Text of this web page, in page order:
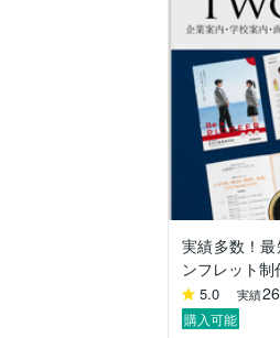
資格経歴
カラーコ
＊
＊
現在活動
■ジェネ
■輸入企業
デザイナ
実績多数！
ンフレット制
5.0 実績26
購入可能